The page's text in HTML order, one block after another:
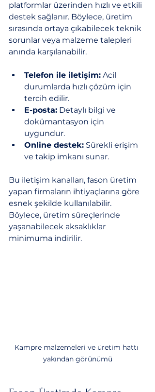
platformlar üzerinden hızlı ve etkili
destek sağlanır. Böylece, üretim
sırasında ortaya çıkabilecek teknik
sorunlar veya malzeme talepleri
anında karşılanabilir.
Telefon ile iletişim: Acil
durumlarda hızlı çözüm için
tercih edilir.
E-posta: Detaylı bilgi ve
dokümantasyon için
uygundur.
Online destek: Sürekli erişim
ve takip imkanı sunar.
Bu iletişim kanalları, fason üretim
yapan firmaların ihtiyaçlarına göre
esnek şekilde kullanılabilir.
Böylece, üretim süreçlerinde
yaşanabilecek aksaklıklar
minimuma indirilir.
Kampre malzemeleri ve üretim hattı
yakından görünümü